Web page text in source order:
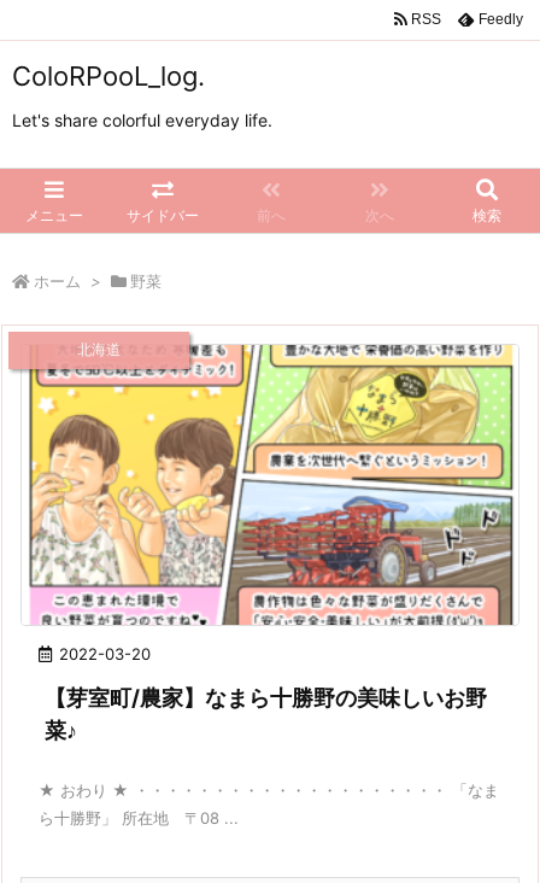
ColoRPooL_log.
Let's share colorful everyday life.
メニュー サイドバー 前へ 次へ 検索
RSS Feedly
ホーム > 野菜
2022-03-20
北海道
【芽室町/農家】なまら十勝野の美味しいお野
菜♪
★ おわり ★ ・・・・・・・・・・・・・・・・・・・・ 「なま
ら十勝野」 所在地 〒08 ...